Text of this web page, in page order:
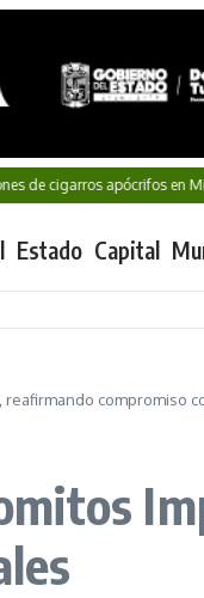
apócrifos en Michoacán
Estado Capital
reafirmando compromiso